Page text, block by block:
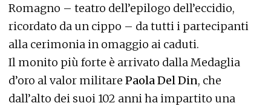
Romagno – teatro dell’epilogo dell’eccidio,
ricordato da un cippo – da tutti i partecipanti
alla cerimonia in omaggio ai caduti.
Il monito più forte è arrivato dalla Medaglia
d’oro al valor militare Paola Del Din, che
dall’alto dei suoi 102 anni ha impartito una